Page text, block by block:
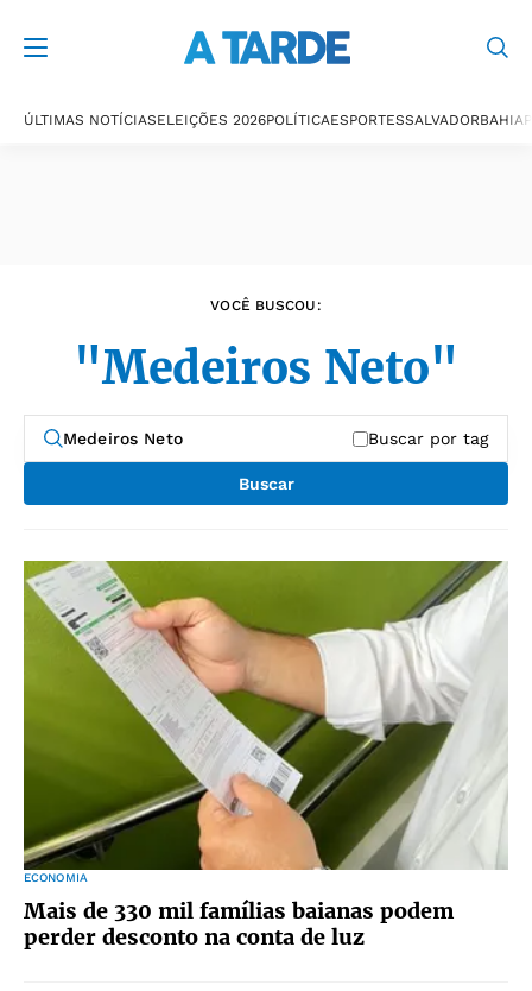
ÚLTIMAS NOTÍCIASELEIÇÕES 2026POLÍTICAESPORTESSALVADORBAHIA
VOCÊ BUSCOU:
"Medeiros Neto"
Buscar por tag
Buscar
ECONOMIA
Mais de 330 mil famílias baianas podem
perder desconto na conta de luz